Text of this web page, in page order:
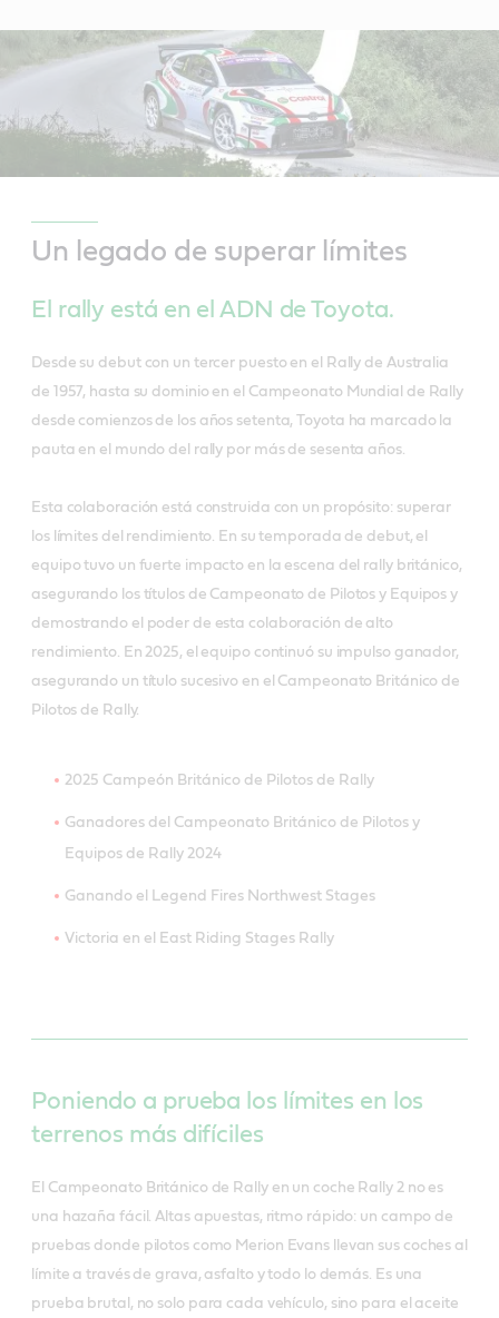
Un legado de superar límites
El rally está en el ADN de Toyota.
Desde su debut con un tercer puesto en el Rally de Australia
de 1957, hasta su dominio en el Campeonato Mundial de Rally
desde comienzos de los años setenta, Toyota ha marcado la
pauta en el mundo del rally por más de sesenta años.
Esta colaboración está construida con un propósito: superar
los límites del rendimiento. En su temporada de debut, el
equipo tuvo un fuerte impacto en la escena del rally británico,
asegurando los títulos de Campeonato de Pilotos y Equipos y
demostrando el poder de esta colaboración de alto
rendimiento. En 2025, el equipo continuó su impulso ganador,
asegurando un título sucesivo en el Campeonato Británico de
Pilotos de Rally.
2025 Campeón Británico de Pilotos de Rally
Ganadores del Campeonato Británico de Pilotos y
Equipos de Rally 2024
Ganando el Legend Fires Northwest Stages
Victoria en el East Riding Stages Rally
Poniendo a prueba los límites en los
terrenos más difíciles
El Campeonato Británico de Rally en un coche Rally 2 no es
una hazaña fácil. Altas apuestas, ritmo rápido: un campo de
pruebas donde pilotos como Merion Evans llevan sus coches al
límite a través de grava, asfalto y todo lo demás. Es una
prueba brutal, no solo para cada vehículo, sino para el aceite